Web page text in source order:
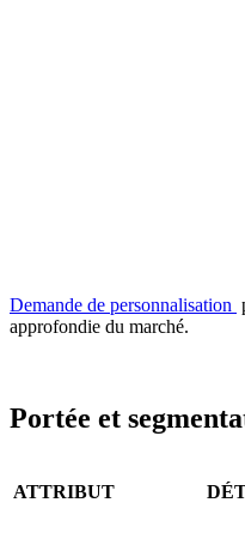
Demande de personnalisation
approfondie du marché.
Portée et
ATTRIBUT